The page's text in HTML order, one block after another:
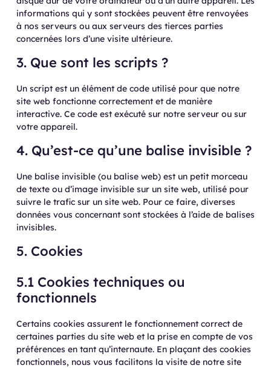
informations qui y sont stockées peuvent être renvoyées
à nos serveurs ou aux serveurs des tierces parties
concernées lors d’une visite ultérieure.
3. Que sont les scripts ?
Un script est un élément de code utilisé pour que notre
site web fonctionne correctement et de manière
interactive. Ce code est exécuté sur notre serveur ou sur
votre appareil.
4. Qu’est-ce qu’une balise invisible ?
Une balise invisible (ou balise web) est un petit morceau
de texte ou d’image invisible sur un site web, utilisé pour
suivre le trafic sur un site web. Pour ce faire, diverses
données vous concernant sont stockées à l’aide de balises
invisibles.
5. Cookies
5.1 Cookies techniques ou
fonctionnels
Certains cookies assurent le fonctionnement correct de
certaines parties du site web et la prise en compte de vos
préférences en tant qu’internaute. En plaçant des cookies
fonctionnels, nous vous facilitons la visite de notre site